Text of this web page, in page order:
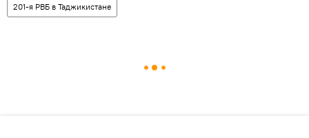
201-я РВБ в Таджикистане